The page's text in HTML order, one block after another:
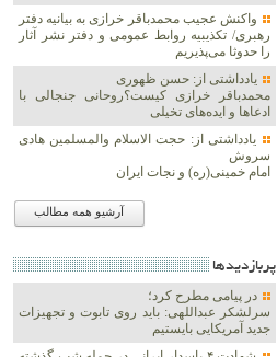
واکنش عجیب محمدباقر خرازی به بیانیه دفتر
رهبری/ تکذیبیه روابط عمومی و دفتر نشر آثار
را حدوثا می‌پذیریم
یادداشتی از: حسن ظهوری
محمدباقر خرازی کیست؟روحانی جنجالی با
ادعاها و ایده‌های تخیلی
یادداشتی از: حجت الاسلام والمسلمین هادی
سروش
امام خمینی(ره) و نجات ایران
آرشیو همه مطالب
پربازديدها
در پیامی مطرح کرد؛
سرلشکر عبداللهی: باید روی تابوت و تجهیزات
جدید آمریکایی بایستیم